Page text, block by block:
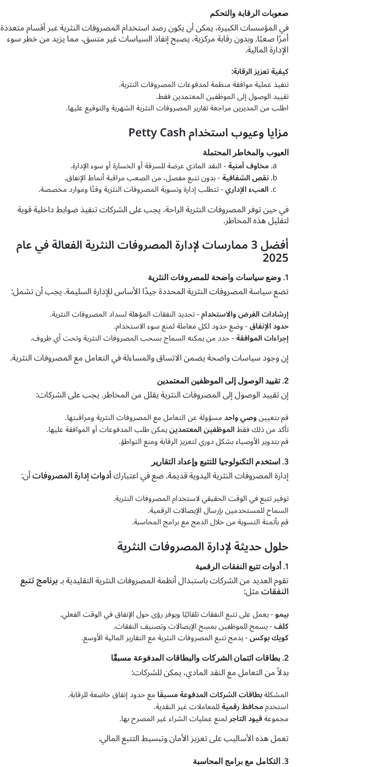
صعوبات الرقابة والتحكم
في المؤسسات الكبيرة، يمكن أن يكون رصد استخدام المصروفات النثرية عبر أقسام متعددة
أمرًا صعبًا. وبدون رقابة مركزية، يصبح إنفاذ السياسات غير متسق، مما يزيد من خطر سوء
الإدارة المالية.
كيفية تعزيز الرقابة:
تنفيذ عملية موافقة منظمة لمدفوعات المصروفات النثرية.
تقييد الوصول إلى الموظفين المعتمدين فقط.
اطلب من المديرين مراجعة تقارير المصروفات النثرية الشهرية والتوقيع عليها.
مزايا وعيوب استخدام Petty Cash
العيوب والمخاطر المحتملة
مخاوف أمنية- النقد المادي عرضة للسرقة أو الخسارة أو سوء الإدارة.
نقص الشفافية- بدون تتبع مفصل، من الصعب مراقبة أنماط الإنفاق.
العبء الإداري- تتطلب إدارة وتسوية المصروفات النثرية وقتًا وموارد مخصصة.
في حين توفر المصروفات النثرية الراحة، يجب على الشركات تنفيذ ضوابط داخلية قوية
لتقليل هذه المخاطر.
أفضل 3 ممارسات لإدارة المصروفات النثرية الفعالة في عام
2025
1. وضع سياسات واضحة للمصروفات النثرية
تضع سياسة المصروفات النثرية المحددة جيدًا الأساس للإدارة السليمة. يجب أن تشمل:
إرشادات الغرض والاستخدام- تحديد النفقات المؤهلة لسداد المصروفات النثرية.
حدود الإنفاق- وضع حدود لكل معاملة لمنع سوء الاستخدام.
إجراءات الموافقة- حدد من يمكنه السماح بسحب المصروفات النثرية وتحت أي ظروف.
إن وجود سياسات واضحة يضمن الاتساق والمساءلة في التعامل مع المصروفات النثرية.
2. تقييد الوصول إلى الموظفين المعتمدين
إن تقييد الوصول إلى المصروفات النثرية يقلل من المخاطر. يجب على الشركات:
قم بتعيينوصي واحدمسؤولة عن التعامل مع المصروفات النثرية ومراقبتها.
تأكد من ذلك فقطالموظفين المعتمدينيمكن طلب المدفوعات أو الموافقة عليها.
قم بتدوير الأوصياء بشكل دوري لتعزيز الرقابة ومنع التواطؤ.
3. استخدم التكنولوجيا للتتبع وإعداد التقارير
إدارة المصروفات النثرية اليدوية قديمة. ضع في اعتباركأدوات إدارة المصروفاتأن:
توفير تتبع في الوقت الحقيقي لاستخدام المصروفات النثرية.
السماح للمستخدمين بإرسال الإيصالات الرقمية.
قم بأتمتة التسوية من خلال الدمج مع برامج المحاسبة.
حلول حديثة لإدارة المصروفات النثرية
1. أدوات تتبع النفقات الرقمية
تقوم العديد من الشركات باستبدال أنظمة المصروفات النثرية التقليدية بـبرنامج تتبع
النفقاتمثل:
بيمو- يعمل على تتبع النفقات تلقائيًا ويوفر رؤى حول الإنفاق في الوقت الفعلي.
كلف- يسمح للموظفين بمسح الإيصالات وتصنيف النفقات.
كويك بوكس- يدمج تتبع المصروفات النثرية مع التقارير المالية الأوسع.
2. بطاقات ائتمان الشركات والبطاقات المدفوعة مسبقًا
بدلاً من التعامل مع النقد المادي، يمكن للشركات:
المشكلةبطاقات الشركات المدفوعة مسبقًامع حدود إنفاق خاضعة للرقابة.
استخدممحافظ رقميةللمعاملات غير النقدية.
مجموعةقيود التاجرلمنع عمليات الشراء غير المصرح بها.
تعمل هذه الأساليب على تعزيز الأمان وتبسيط التتبع المالي.
3. التكامل مع برامج المحاسبة